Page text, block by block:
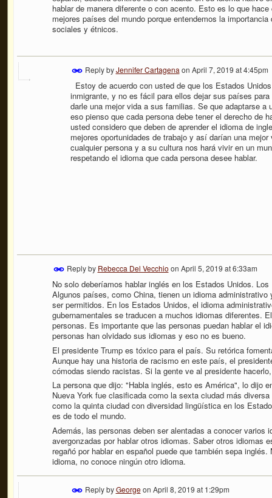
hablar de manera diferente o con acento. Esto es lo que
mejores países del mundo porque entendemos la
sociales y étnicos.
Reply byJennifer Cartagena on April 7, 2019 at 4:45pm
Estoy de acuerdo con usted de que los Estados
inmigrante, y no es fácil para ellos dejar sus países
darle una mejor vida a sus familias. Se que adaptarse
eso pienso que cada persona debe tener el derecho de
usted considero que deben de aprender el idioma de
mejores oportunidades de trabajo y así darían una
cualquier persona y a su cultura nos hará vivir en un
respetando el idioma que cada persona desee hablar.
Reply by Rebecca Del Vecchio on April 5, 2019 at 6:33am
No solo deberíamos hablar inglés en los Estados Unidos.
Algunos países, como China, tienen un idioma
ser permitidos. En los Estados Unidos, el idioma
gubernamentales se traducen a muchos idiomas diferentes.
personas. Es importante que las personas puedan hablar el
personas han olvidado sus idiomas y eso no es bueno.
El presidente Trump es tóxico para el país. Su retórica
Aunque hay una historia de racismo en este país, el
cómodas siendo racistas. Si la gente ve al presidente
La persona que dijo: "Habla inglés, esto es América", lo dijo
Nueva York fue clasificada como la sexta ciudad más
como la quinta ciudad con diversidad lingüística en los
es de todo el mundo.
Además, las personas deben ser alentadas a conocer varios
avergonzadas por hablar otros idiomas. Saber otros idiomas
regañó por hablar en español puede que también sepa
idioma, no conoce ningún otro idioma.
Reply byGeorgeon April 8, 2019 at 1:29pm